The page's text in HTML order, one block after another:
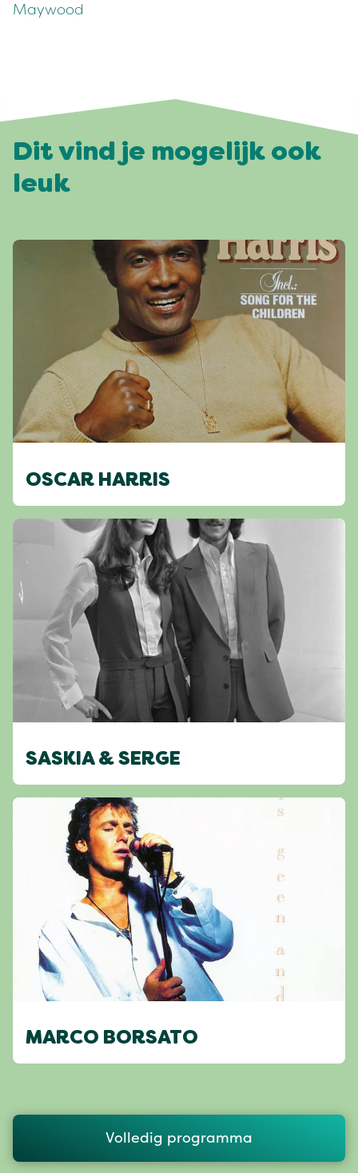
Maywood
Dit vind je mogelijk ook
leuk
OSCAR HARRIS
SASKIA & SERGE
MARCO BORSATO
Volledig programma